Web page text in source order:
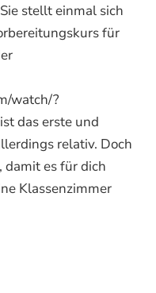
stellt einmal sich
für
watch/?
das erste und
relativ. Doch
damit es für dich
Klassenzimmer